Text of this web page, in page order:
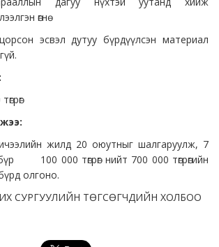
өгнө
эсвэл дутуу бүрдүүлсэн материал
жилд 20 оюутныг шалгаруулж, 7
100 000 төгрөг нийт 700 000 төгрөгийн
олгоно.
СУРГУУЛИЙН ТӨГСӨГЧДИЙН ХОЛБОО